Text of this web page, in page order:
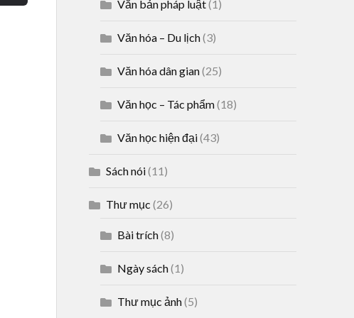
Văn bản pháp luật(1)
Văn hóa – Du lịch(3)
Văn hóa dân gian(25)
Văn học – Tác phẩm(18)
Văn học hiện đại(43)
Sách nói(11)
Thư mục (26)
Bài trích(8)
Ngày sách(1)
Thư mục ảnh(5)